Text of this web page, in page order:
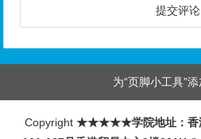
为“页脚小工具”
Copyright ★★★★★学院地址：香